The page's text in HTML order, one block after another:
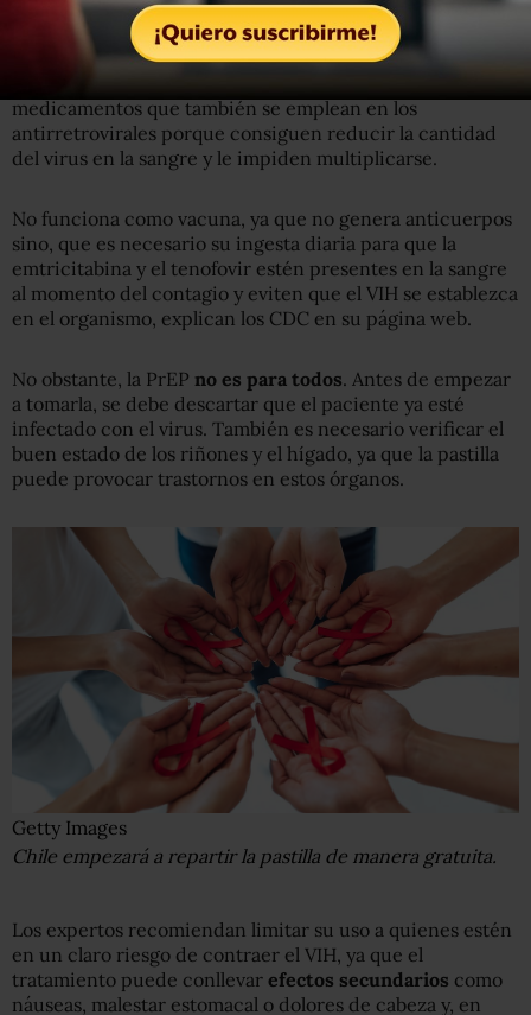
Efectos secundarios
La PrEP contiene
medicamentos que también se emplean en los
antirretrovirales porque consiguen reducir la cantidad
del virus en la sangre y le impiden multiplicarse.
No funciona como vacuna, ya que no genera anticuerpos
sino, que es necesario su ingesta diaria para que la
emtricitabina y el tenofovir estén presentes en la sangre
al momento del contagio y eviten que el VIH se establezca
en el organismo, explican los CDC en su página web.
No obstante, la PrEP no es para todos. Antes de empezar
a tomarla, se debe descartar que el paciente ya esté
infectado con el virus. También es necesario verificar el
buen estado de los riñones y el hígado, ya que la pastilla
puede provocar trastornos en estos órganos.
Getty Images
Chile empezará a repartir la pastilla de manera gratuita.
Los expertos recomiendan limitar su uso a quienes estén
en un claro riesgo de contraer el VIH, ya que el
tratamiento puede conllevar efectos secundarios como
náuseas, malestar estomacal o dolores de cabeza y, en